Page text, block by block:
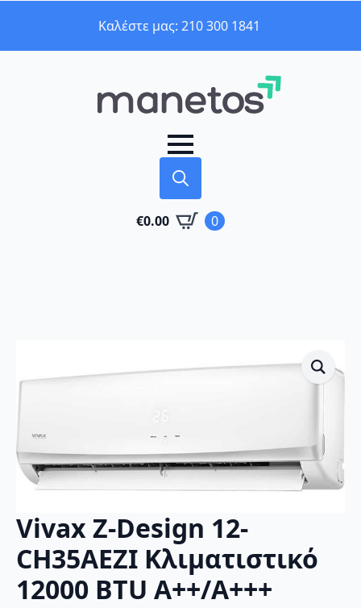
Καλέστε μας: 210 300 1841
for:
€0.00 0
Vivax Z-Design 12-
CH35AEZI Κλιματιστικό
12000 BTU A++/A+++